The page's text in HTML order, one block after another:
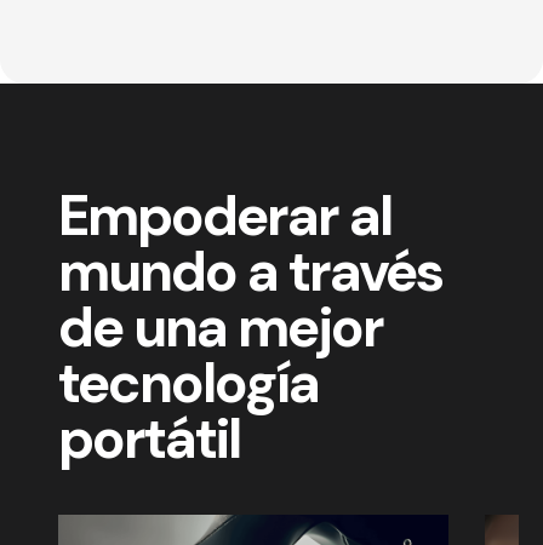
Empoderar al
mundo a través
de una mejor
tecnología
portátil